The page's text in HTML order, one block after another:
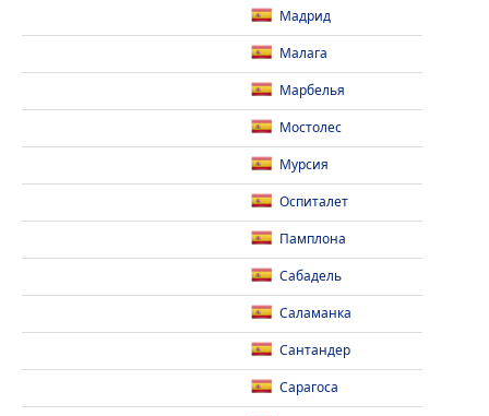
Мадрид
Малага
Марбелья
Мостолес
Мурсия
Оспиталет
Памплона
Сабадель
Саламанка
Сантандер
Сарагоса